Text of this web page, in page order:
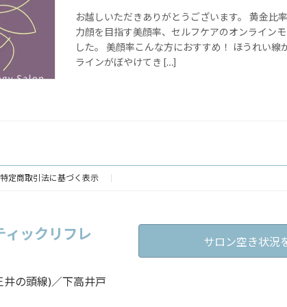
お越しいただきありがとうございます。 黄金比
力顔を目指す美顔率、セルフケアのオンライン
した。 美顔率こんな方におすすめ！ ほうれい線
ラインがぼやけてき […]
特定商取引法に基づく表示
ィックリフレ
井の頭線)／下高井戸
サロン空き状況